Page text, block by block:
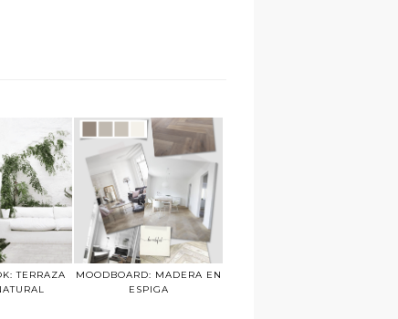
TERRAZA
MOODBOARD: MADERA EN
ESPIGA